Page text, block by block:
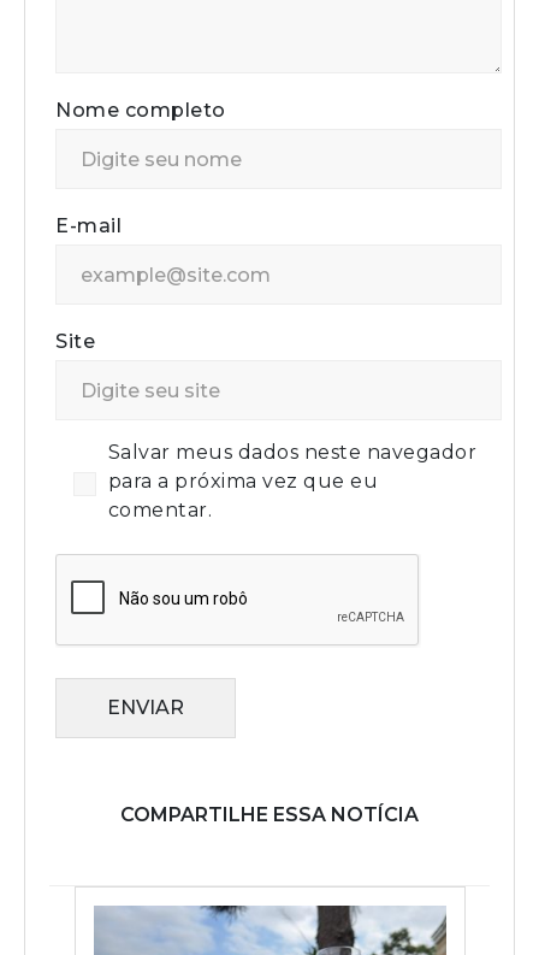
Nome completo
E-mail
Site
Salvar meus dados neste navegador
para a próxima vez que eu
comentar.
ENVIAR
COMPARTILHE ESSA NOTÍCIA